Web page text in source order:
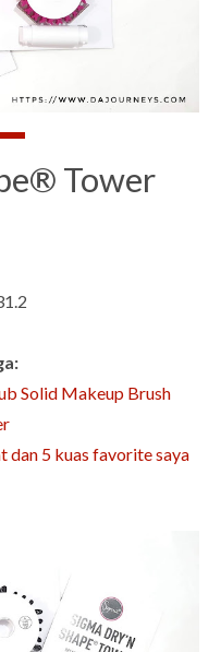
Tower
Solid Makeup Brush
dan 5 kuas favorite saya